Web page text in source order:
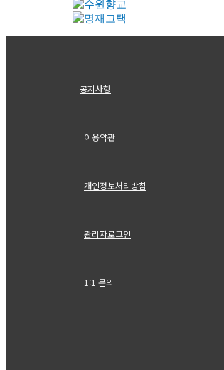
공지사항
이용약관
개인정보처리방침
관리자로그인
1:1 문의